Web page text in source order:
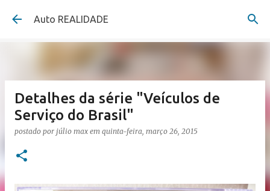
Pular para o conteúdo principal
Auto REALIDADE
Detalhes da série "Veículos de
Serviço do Brasil"
postado por júlio max em quinta-feira, março 26, 2015